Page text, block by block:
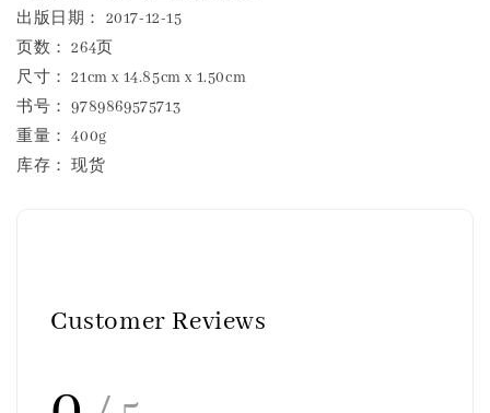
出版日期： 2017-12-15
页数： 264页
尺寸： 21cm x 14.85cm x 1.50cm
书号： 9789869575713
重量： 400g
库存： 现货
Customer Reviews